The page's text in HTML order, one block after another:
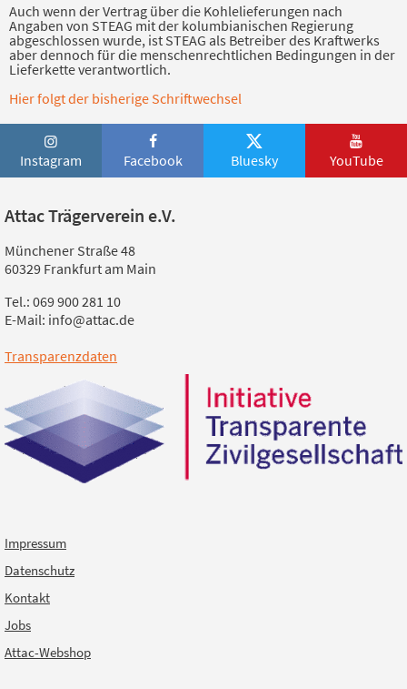
Auch wenn der Vertrag über die Kohlelieferungen nach
Angaben von STEAG mit der kolumbianischen Regierung
abgeschlossen wurde, ist STEAG als Betreiber des Kraftwerks
aber dennoch für die menschenrechtlichen Bedingungen in der
Lieferkette verantwortlich.
Hier folgt der bisherige Schriftwechsel
Instagram Facebook Bluesky YouTube
Attac Trägerverein e.V.
Münchener Straße 48
60329 Frankfurt am Main
Tel.: 069 900 281 10
E-Mail: info@attac.de
Transparenzdaten
Impressum
Datenschutz
Kontakt
Jobs
Attac-Webshop